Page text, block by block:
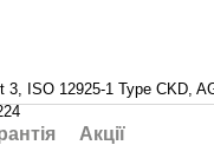
3, ISO 12925-1 Type CKD,
Акції